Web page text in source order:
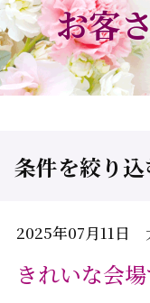
お客
条件を絞り込
2025年07月11日
きれいな会